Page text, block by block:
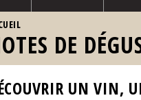
DE
UN VIN,